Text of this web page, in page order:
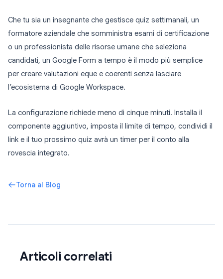
Che tu sia un insegnante che gestisce quiz settimanali, un
formatore aziendale che somministra esami di certificazione
o un professionista delle risorse umane che seleziona
candidati, un Google Form a tempo è il modo più semplice
per creare valutazioni eque e coerenti senza lasciare
l’ecosistema di Google Workspace.
La configurazione richiede meno di cinque minuti. Installa il
componente aggiuntivo, imposta il limite di tempo, condividi il
link e il tuo prossimo quiz avrà un timer per il conto alla
rovescia integrato.
Torna al Blog
Articoli correlati